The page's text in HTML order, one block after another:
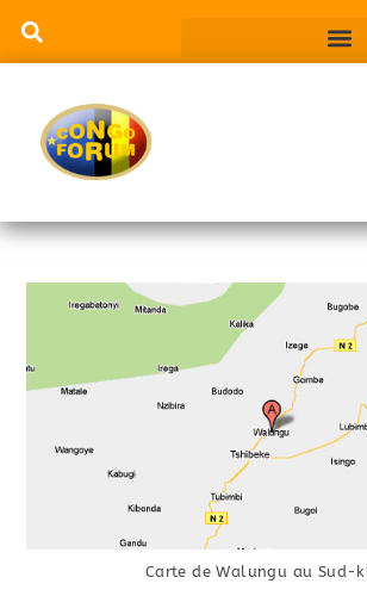
Carte de Walungu au Sud-